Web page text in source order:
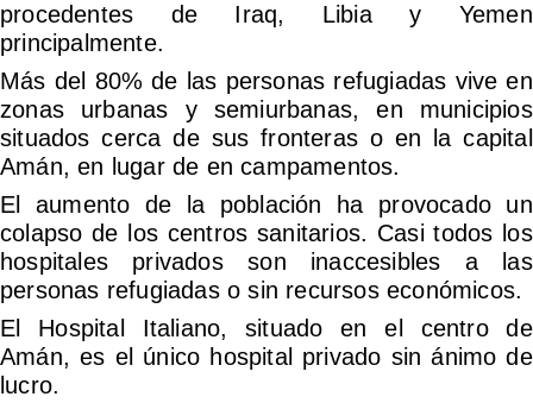
procedentes de Iraq, Libia y Yemen
principalmente.
Más del 80% de las personas refugiadas vive en
zonas urbanas y semiurbanas, en municipios
situados cerca de sus fronteras o en la capital
Amán, en lugar de en campamentos.
El aumento de la población ha provocado un
colapso de los centros sanitarios. Casi todos los
hospitales privados son inaccesibles a las
personas refugiadas o sin recursos económicos.
El Hospital Italiano, situado en el centro de
Amán, es el único hospital privado sin ánimo de
lucro.